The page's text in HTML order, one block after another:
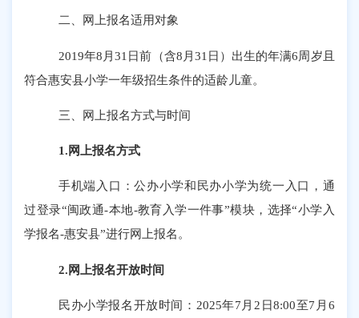
二 、网上报名适用对象
2019年8月31日前（含8月31日）出生的年满6周岁且
符合惠安县小学一年级招生条件的适龄儿童。
三、网上报名方式与时间
1.网上报名方式
手机端入口：公办小学和民办小学为统一入口，通
过登录“闽政通-本地-教育入学一件事”模块，选择“小学入
学报名-惠安县”进行网上报名。
2.网上报名开放时间
民办小学报名开放时间： 2025年7月2日8:00至7月6